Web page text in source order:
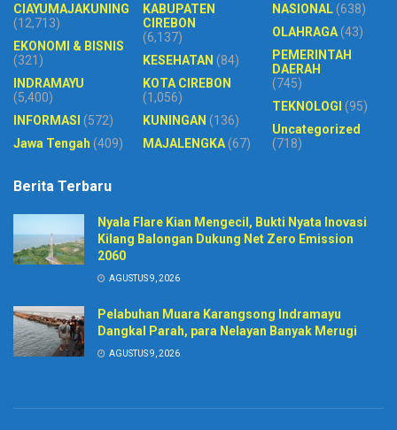
CIAYUMAJAKUNING
(12,713)
EKONOMI & BISNIS
(321)
INDRAMAYU
(5,400)
INFORMASI (572)
Jawa Tengah (409)
KABUPATEN
CIREBON
(6,137)
KESEHATAN (84)
KOTA CIREBON
(1,056)
KUNINGAN (136)
MAJALENGKA(67)
NASIONAL(638)
OLAHRAGA(43)
PEMERINTAH
DAERAH
(745)
TEKNOLOGI (95)
Uncategorized
(718)
Berita Terbaru
Nyala Flare Kian Mengecil, Bukti Nyata Inovasi
Kilang Balongan Dukung Net Zero Emission
2060
AGUSTUS 9, 2026
Pelabuhan Muara Karangsong Indramayu
Dangkal Parah, para Nelayan Banyak Merugi
AGUSTUS 9, 2026